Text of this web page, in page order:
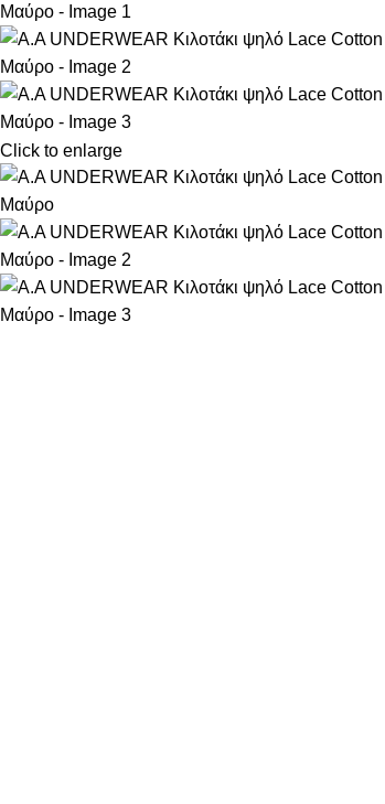
Click to enlarge